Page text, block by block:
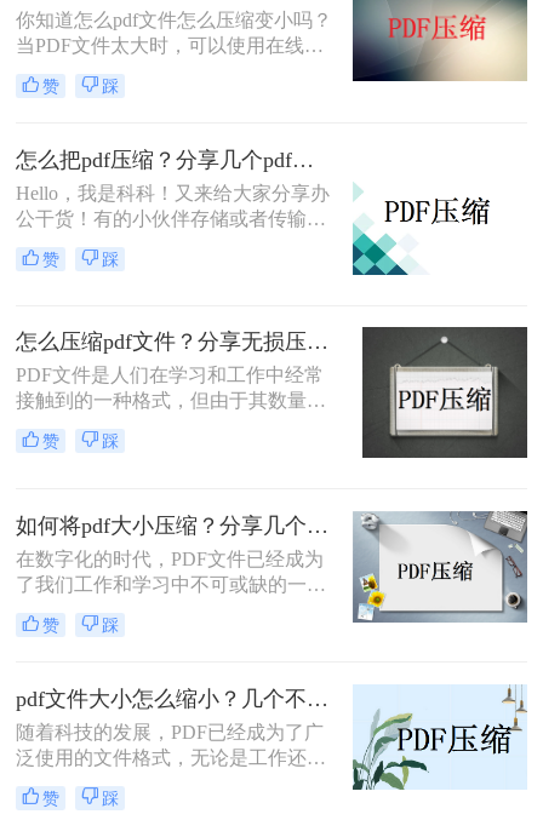
你知道怎么pdf文件怎么压缩变小吗？
当PDF文件太大时，可以使用在线压
缩或软件压缩来减少文件的大小。接
下来，让我们分享一些关于压缩pdf的
赞 踩
怎么把pdf压缩？分享几个pdf压缩技巧！
Hello，我是科科！又来给大家分享办
公干货！有的小伙伴存储或者传输
PDF文件，但是文件太大，不太容易
存储和传输，因此想要压缩PDF文
赞 踩
怎么压缩pdf文件？分享无损压缩的二种方法！
PDF文件是人们在学习和工作中经常
接触到的一种格式，但由于其数量
多、体积大，往往会影响传输效率，
给计算机的存储空间带来一定的负
因为他们找不到合适的方法。那么，
怎么压缩pdf文件呢？让我们分享二种
值得掌握且无损压缩的方法。让我们
赞 踩
如何将pdf大小压缩？分享几个PDF压缩技巧！
在数字化的时代，PDF文件已经成为
了我们工作和学习中不可或缺的一部
分。然而，有时候我们会发现PDF文
件的大小过大，不方便传输和存储。
重要的问题。
赞 踩
pdf文件大小怎么缩小？几个不错的压缩方法！
随着科技的发展，PDF已经成为了广
泛使用的文件格式，无论是工作还是
学习都离不开它。但是，有时候我们
会发现一些PDF文件太大而导致传输
赞 踩